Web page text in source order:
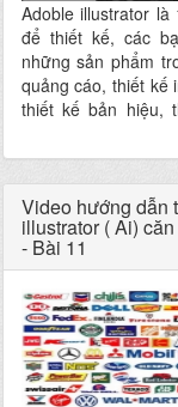
Adoble illustrator
để thiết kế, các
những sản phẩm
quảng cáo, thiết kế
thiết kế bản hiệu,
cataloge, Banner,
sản phẩm, ..
Video hướng dẫn
illustrator ( Ai)
- Bài 11